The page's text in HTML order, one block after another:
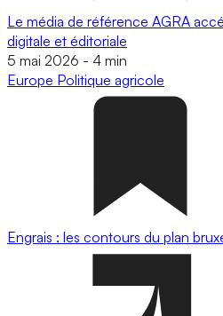
Le média de référence AGRA
digitale et éditoriale
5 mai 2026 - 4 min
Europe Politique agricole
Engrais : les contours du plan